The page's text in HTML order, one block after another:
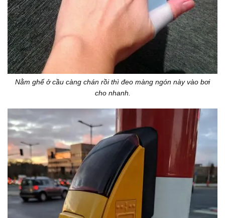
Nằm ghế ở cầu càng chán rồi thì đeo màng ngón này vào bơi
cho nhanh.